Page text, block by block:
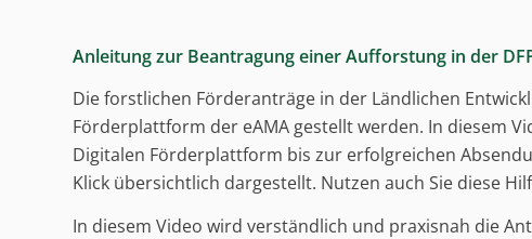
Anleitung zur Beantragung einer Aufforstung in der
Die forstlichen Förderanträge in der Ländlichen
Förderplattform der eAMA gestellt werden. In diesem
Digitalen Förderplattform bis zur erfolgreichen
Klick übersichtlich dargestellt. Nutzen auch Sie diese
In diesem Video wird verständlich und praxisnah die